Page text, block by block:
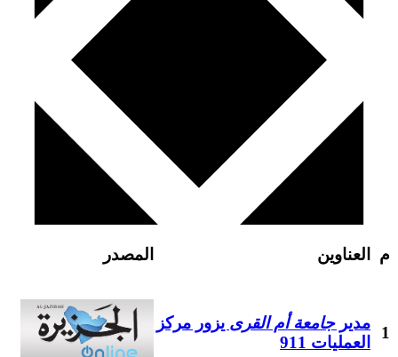
م العناوين المصدر
1
مديرجامعة أم القرى يزور مركز
العمليات 911